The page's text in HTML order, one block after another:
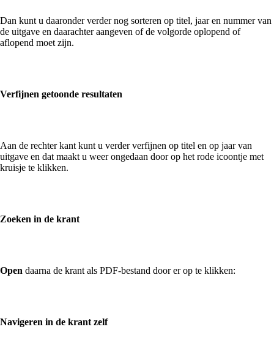
Dan kunt u daaronder verder nog sorteren op titel, jaar en nummer van
de uitgave en daarachter aangeven of de volgorde oplopend of
aflopend moet zijn.
Verfijnen getoonde resultaten
Aan de rechter kant kunt u verder verfijnen op titel en op jaar van
uitgave en dat maakt u weer ongedaan door op het rode icoontje met
kruisje te klikken.
Zoeken in de krant
Open daarna de krant als PDF-bestand door er op te klikken:
Navigeren in de krant zelf